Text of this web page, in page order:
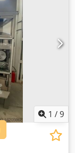
1 /9